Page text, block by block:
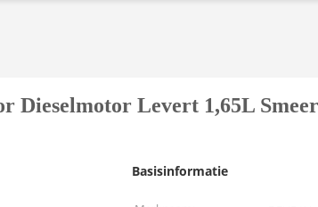
Dieselmotor Levert 1,65L
Basisinformatie